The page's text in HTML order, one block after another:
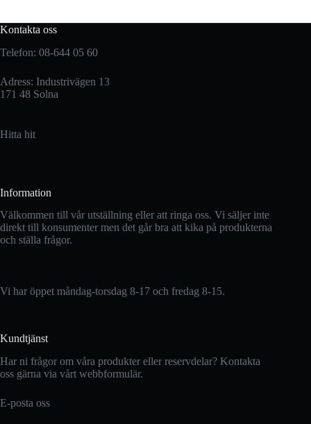
Kontakta oss
Telefon: 08-644 05 60
Adress: Industrivägen 13
171 48 Solna
Hitta hit
Information
Välkommen till vår utställning eller att ringa oss. Vi säljer inte
direkt till konsumenter men det går bra att kika på produkterna
och ställa frågor.
Vi har öppet måndag-torsdag 8-17 och fredag 8-15.
Kundtjänst
Har ni frågor om våra produkter eller reservdelar? Kontakta
oss gärna via vårt webbformulär.
E-posta oss